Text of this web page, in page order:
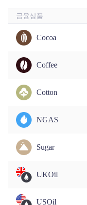
금융상품
Cocoa
Coffee
Cotton
NGAS
Sugar
UKOil
USOil